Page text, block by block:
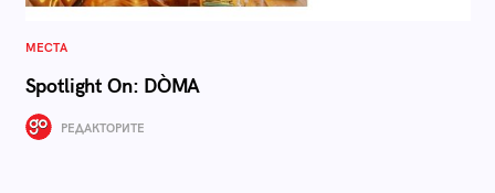
МЕСТА
Spotlight On: DÒMA
РЕДАКТОРИТЕ